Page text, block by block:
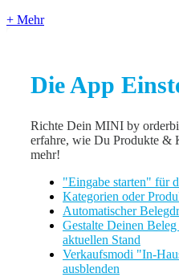
+ Mehr
Die App
Richte Dein MINI by
erfahre, wie Du Produkte &
mehr!
"Eingabe starten" für
Kategorien oder
Automatischer
Gestalte Deinen
aktuellen Stand
Verkaufsmodi "In-
ausblenden